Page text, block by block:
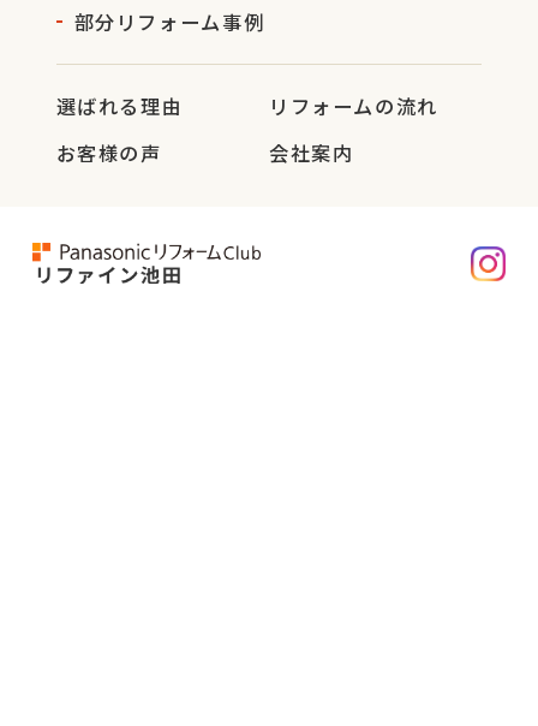
部分リフォーム事例
選ばれる理由
リフォームの流れ
お客様の声
会社案内